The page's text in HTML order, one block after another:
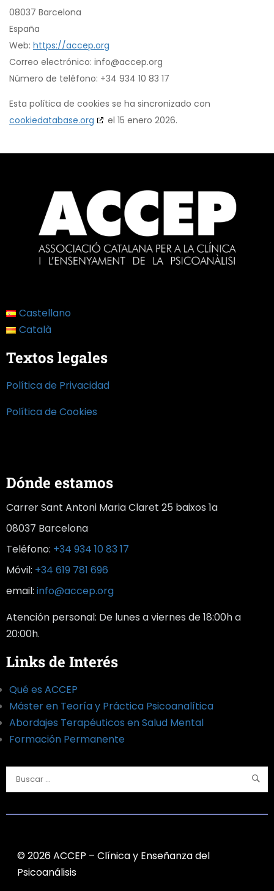
08037 Barcelona
España
Web: https://accep.org
Correo electrónico: info@accep.org
Número de teléfono: +34 934 10 83 17
Esta política de cookies se ha sincronizado con
cookiedatabase.org
el 15 enero 2026.
Castellano
Català
Textos legales
Política de Privacidad
Política de Cookies
Dónde estamos
Carrer Sant Antoni Maria Claret 25 baixos 1a
08037 Barcelona
Teléfono: +34 934 10 83 17
Móvil: +34 619 781 696
email: info@accep.org
Atención personal: De lunes a viernes de 18:00h a
20:00h.
Links de Interés
Qué es ACCEP
Máster en Teoría y Práctica Psicoanalítica
Abordajes Terapéuticos en Salud Mental
Formación Permanente
©️ 2026 ACCEP – Clínica y Enseñanza del
Psicoanálisis